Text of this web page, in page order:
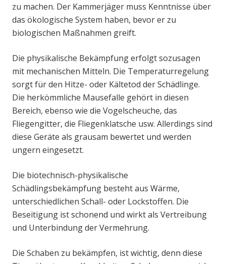
zu machen. Der Kammerjäger muss Kenntnisse über
das ökologische System haben, bevor er zu
biologischen Maßnahmen greift.
Die physikalische Bekämpfung erfolgt sozusagen
mit mechanischen Mitteln. Die Temperaturregelung
sorgt für den Hitze- oder Kältetod der Schädlinge.
Die herkömmliche Mausefalle gehört in diesen
Bereich, ebenso wie die Vogelscheuche, das
Fliegengitter, die Fliegenklatsche usw. Allerdings sind
diese Geräte als grausam bewertet und werden
ungern eingesetzt.
Die biotechnisch-physikalische
Schädlingsbekämpfung besteht aus Wärme,
unterschiedlichen Schall- oder Lockstoffen. Die
Beseitigung ist schonend und wirkt als Vertreibung
und Unterbindung der Vermehrung.
Die Schaben zu bekämpfen, ist wichtig, denn diese